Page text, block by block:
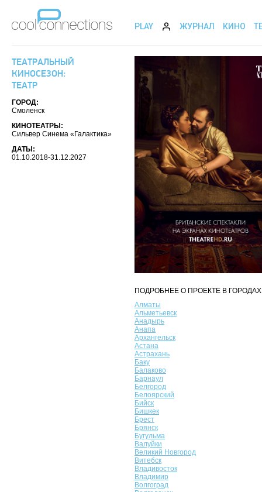
PLAY ЖУРНАЛ КИНО
ТЕАТРАЛЬНЫЙ
КИНОСЕЗОН:
ТЕАТР
ГОРОД:
Смоленск
КИНОТЕАТРЫ:
Сильвер Синема «Галактика»
ДАТЫ:
01.10.2018-31.12.2027
ПОДРОБНЕЕ О ПРОЕКТЕ В
Алматы
Альметьевск
Анадырь
Анапа
Архангельск
Астана
Астрахань
Баку
Балаково
Барнаул
Белгород
Белоярский
Бийск
Бишкек
Брест
Брянск
Бугульма
Валуйки
Великий Новгород
Витебск
Владивосток
Владимир
Волгоград